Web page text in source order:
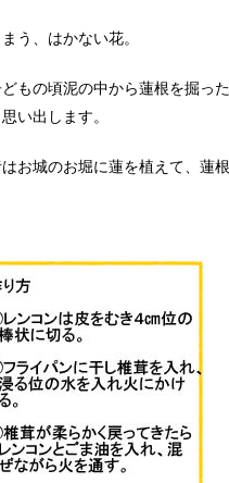
う、はかない花。
もの頃泥の中から蓮根を掘っ
い出します。
お城のお堀に蓮を植えて、蓮